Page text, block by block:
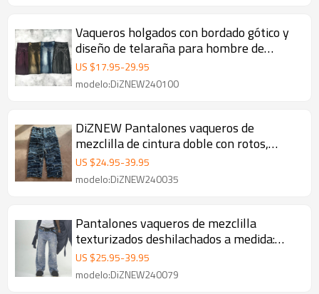
Vaqueros holgados con bordado gótico y
diseño de telaraña para hombre de
DiZNEW
US $17.95-29.95
modelo:DiZNEW240100
DiZNEW Pantalones vaqueros de
mezclilla de cintura doble con rotos,
desgastados y holgados de alta calidad
personalizados para hombres
US $24.95-39.95
modelo:DiZNEW240035
Pantalones vaqueros de mezclilla
texturizados deshilachados a medida:
fabricante de mezclilla de alta gama |
DiZNEW
US $25.95-39.95
modelo:DiZNEW240079